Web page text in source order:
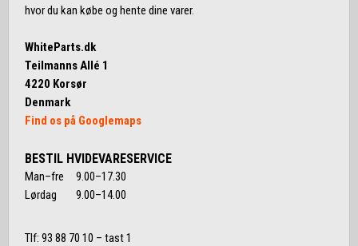
hvor du kan købe og hente dine varer.
WhiteParts.dk
Teilmanns Allé 1
4220 Korsør
Denmark
Find os på Googlemaps
BESTIL HVIDEVARESERVICE
Man–fre 9.00–17.30
Lørdag 9.00–14.00
Tlf: 93 88 70 10 – tast 1